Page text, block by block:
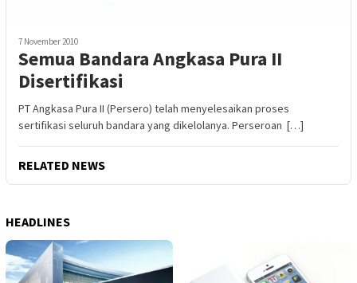
7 November 2010
Semua Bandara Angkasa Pura II
Disertifikasi
PT Angkasa Pura II (Persero) telah menyelesaikan proses
sertifikasi seluruh bandara yang dikelolanya. Perseroan […]
RELATED NEWS
HEADLINES